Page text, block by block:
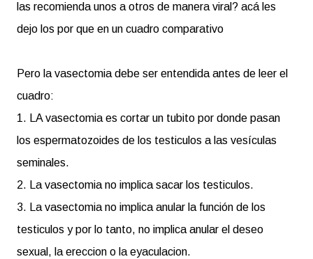
las recomienda unos a otros de manera viral? acá les
dejo los por que en un cuadro comparativo
Pero la vasectomia debe ser entendida antes de leer el
cuadro:
1. LA vasectomia es cortar un tubito por donde pasan
los espermatozoides de los testiculos a las vesículas
seminales.
2. La vasectomia no implica sacar los testiculos.
3. La vasectomia no implica anular la función de los
testiculos y por lo tanto, no implica anular el deseo
sexual, la ereccion o la eyaculacion.